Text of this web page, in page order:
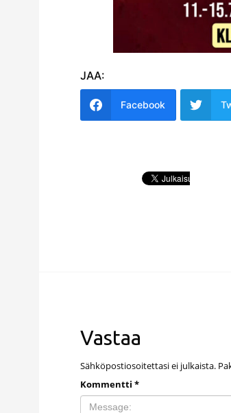
JAA:
Facebook
Vastaa
Sähköpostiosoitettasi ei julkaista.
Kommentti *